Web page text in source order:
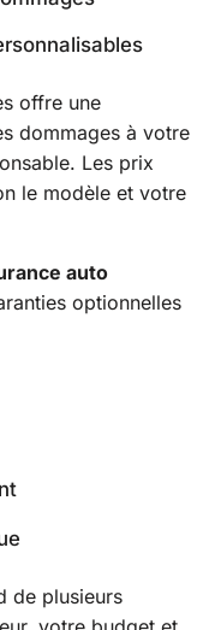
offre une
dommages à votre
Les prix
le modèle et votre
auto
optionnelles
de plusieurs